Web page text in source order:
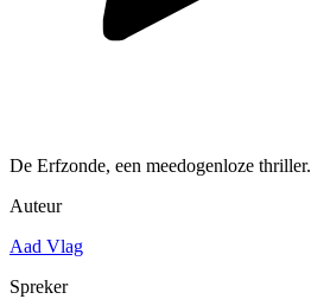
De Erfzonde, een meedogenloze thriller.
Auteur
Aad Vlag
Spreker